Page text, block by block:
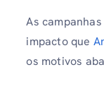
As
impacto que
os motivos